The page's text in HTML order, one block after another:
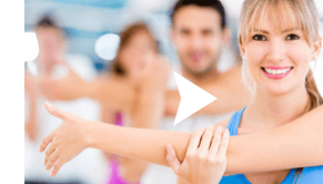
149,90€ 54,50 €